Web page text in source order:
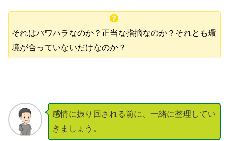
それはパワハラなのか？正当な指摘なのか？それとも環
境が合っていないだけなのか？
感情に振り回される前に、一緒に整理してい
きましょう。